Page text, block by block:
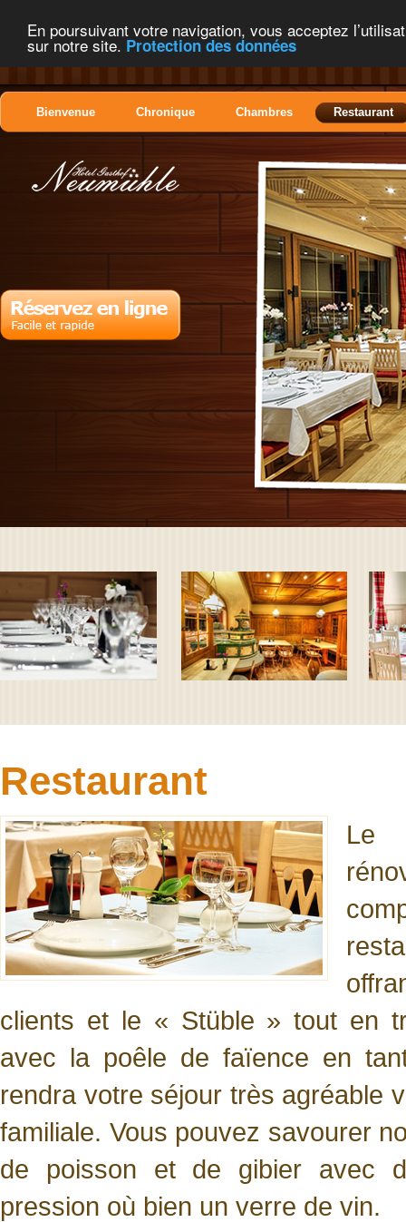
En poursuivant votre navigation, vous acceptez
sur notre site. Protection des données
Bienvenue Chronique Chambres Restaurant
Restaurant
Le
clients et le « Stüble » tout en
avec la poêle de faïence en
rendra votre séjour très agréable
familiale. Vous pouvez savourer
de poisson et de gibier avec
pression où bien un verre de vin.